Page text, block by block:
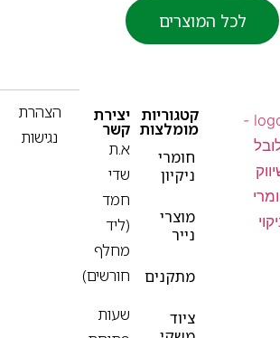
לכל המוצרים
קטגוריות
מומלצות
חומרי
מוצרי
מתקנים
יצירת
קשר
א.ת
שדי
(ליד
מחלף
חורשים)
הצהרת
נגישות